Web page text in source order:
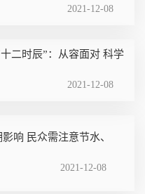
2021-12-08
二时辰”：从容面对 科学
2021-12-08
响 民众需注意节水、
2021-12-08